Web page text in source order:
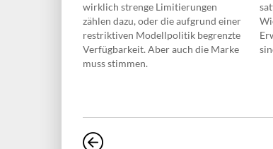
wirklich strenge Limitierungen
zählen dazu, oder die aufgrund einer
restriktiven Modellpolitik begrenzte
Verfügbarkeit. Aber auch die Marke
muss stimmen.